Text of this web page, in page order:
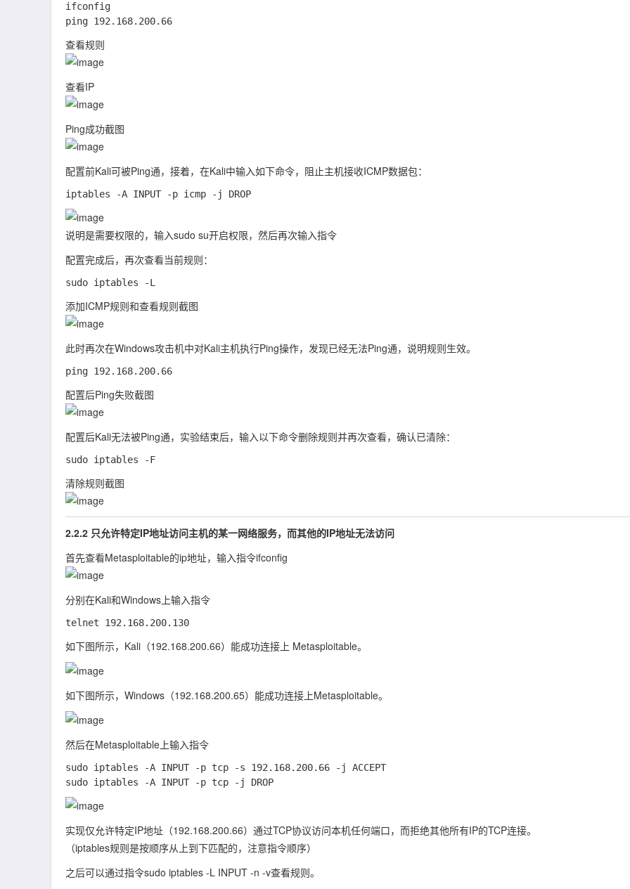
ifconfig
查看规则
查看IP
Ping成功截图
配置前Kali可被Ping通，接着，在Kali中输入如下命令，阻止主机接收ICMP数据包：
说明是需要权限的，输入sudo su开启权限，然后再次输入指令
配置完成后，再次查看当前规则：
添加ICMP规则和查看规则截图
此时再次在Windows攻击机中对Kali主机执行Ping操作，发现已经无法Ping通，说明规则生效。
配置后Ping失败截图
配置后Kali无法被Ping通，实验结束后，输入以下命令删除规则并再次查看，确认已清除：
清除规则截图
2.2.2 只允许特定IP地址访问主机的某一网络服务，而其他的IP地址无法访问
首先查看Metasploitable的ip地址，输入指令ifconfig
分别在Kali和Windows上输入指令
如下图所示，Kali（192.168.200.66）能成功连接上 Metasploitable。
如下图所示，Windows（192.168.200.65）能成功连接上Metasploitable。
然后在Metasploitable上输入指令
sudo iptables -A INPUT -p tcp -s 192.168.200.66 -j ACCEPT
实现仅允许特定IP地址（192.168.200.66）通过TCP协议访问本机任何端口，而拒绝其他所有IP的TCP连接。
（iptables规则是按顺序从上到下匹配的，注意指令顺序）
之后可以通过指令sudo iptables -L INPUT -n -v查看规则。